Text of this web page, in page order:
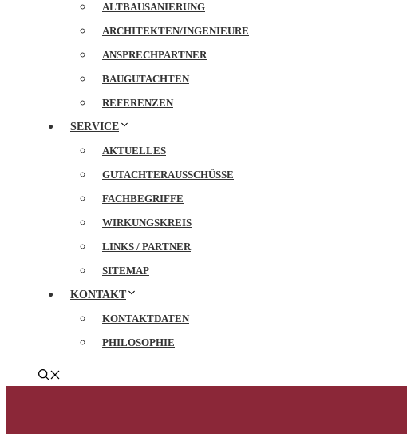
ALTBAUSANIERUNG
ARCHITEKTEN/INGENIEURE
ANSPRECHPARTNER
BAUGUTACHTEN
REFERENZEN
SERVICE
AKTUELLES
GUTACHTERAUSSCHÜSSE
FACHBEGRIFFE
WIRKUNGSKREIS
LINKS / PARTNER
SITEMAP
KONTAKT
KONTAKTDATEN
PHILOSOPHIE